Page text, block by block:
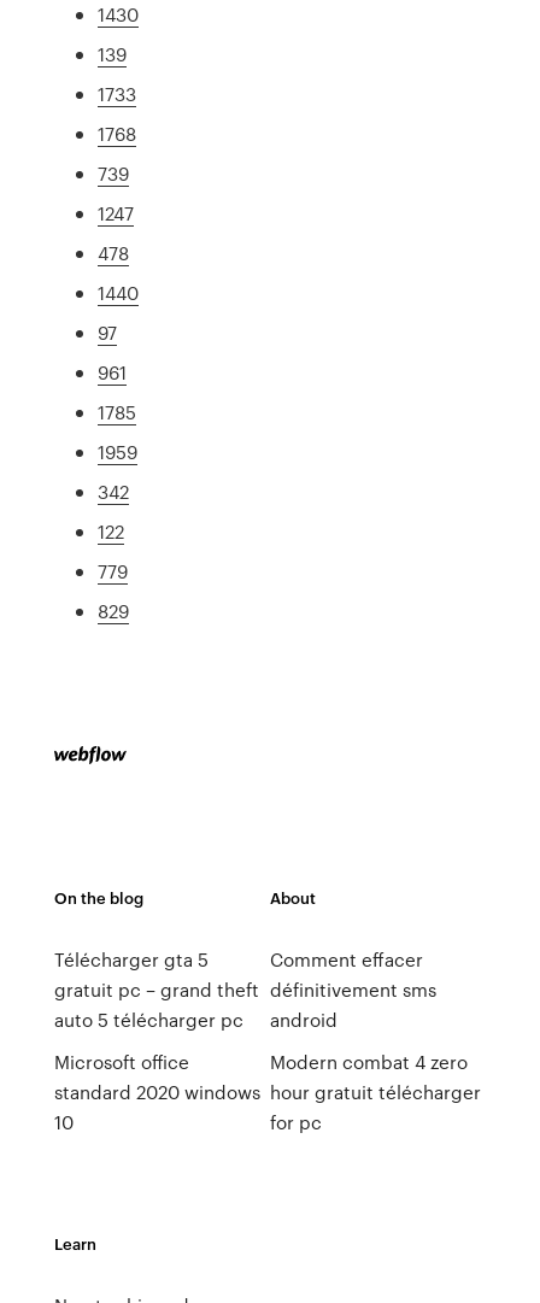
1430
139
1733
1768
739
1247
478
1440
97
961
1785
1959
342
122
779
829
On the blog
Télécharger gta 5
gratuit pc – grand theft
auto 5 télécharger pc
Microsoft office
standard 2020 windows
10
About
Comment effacer
définitivement sms
android
Modern combat 4 zero
hour gratuit télécharger
for pc
Learn